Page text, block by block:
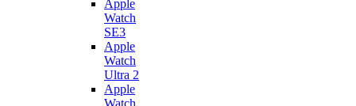
Apple
Watch
SE3
Apple
Watch
Ultra 2
Apple
Watch